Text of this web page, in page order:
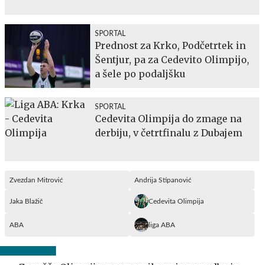
SPORTAL
Prednost za Krko, Podčetrtek in
Šentjur, pa za Cedevito Olimpijo,
a šele po podaljšku
SPORTAL
Cedevita Olimpija do zmage na
derbiju, v četrtfinalu z Dubajem
Zvezdan Mitrović Andrija Stipanović
Jaka Blažič Cedevita Olimpija
ABA liga ABA